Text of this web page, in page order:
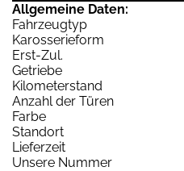
Allgemeine Daten:
Fahrzeugtyp
Karosserieform
Erst-Zul.
Getriebe
Kilometerstand
Anzahl der Türen
Farbe
Standort
Lieferzeit
Unsere Nummer